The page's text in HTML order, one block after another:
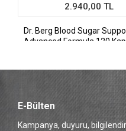
2.940,00 TL
Dr. Berg Blood Sugar
Advanced Formula 120
E-Bülten
Kampanya, duyuru,